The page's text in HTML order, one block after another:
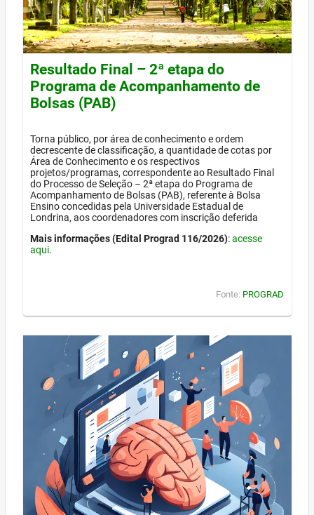
Resultado Final – 2ª etapa do
Programa de Acompanhamento de
Bolsas (PAB)
Torna público, por área de conhecimento e ordem
decrescente de classificação, a quantidade de cotas por
Área de Conhecimento e os respectivos
projetos/programas, correspondente ao Resultado Final
do Processo de Seleção – 2ª etapa do Programa de
Acompanhamento de Bolsas (PAB), referente à Bolsa
Ensino concedidas pela Universidade Estadual de
Londrina, aos coordenadores com inscrição deferida
Mais informações (Edital Prograd 116/2026):acesse
aqui.
Fonte: PROGRAD